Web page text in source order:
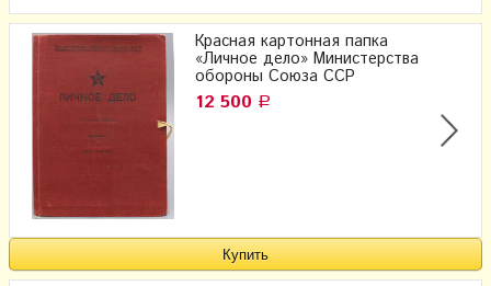
Красная картонная папка
«Личное дело» Министерства
обороны Союза ССР
12 500 Р